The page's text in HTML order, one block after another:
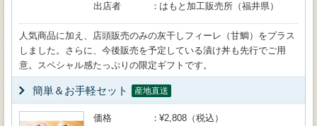
出店者
はもと加工販売所（福井県）
人気商品に加え、店頭販売のみの灰干しフィーレ（甘鯛）をプラス
しました。さらに、今後販売を予定している漬け丼も先行でご用
意。スペシャル感たっぷりの限定ギフトです。
簡単＆お手軽セット 産地直送
価格
¥2,808（税込）